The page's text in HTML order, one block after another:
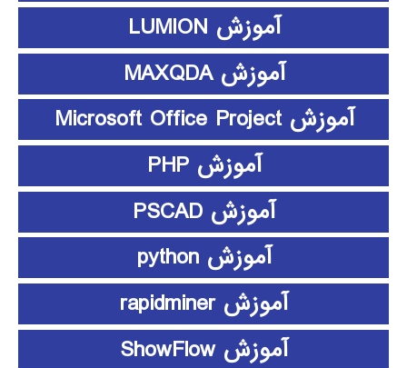
آموزش LUMION
آموزش MAXQDA
آموزش Microsoft Office Project
آموزش PHP
آموزش PSCAD
آموزش python
آموزش rapidminer
آموزش ShowFlow